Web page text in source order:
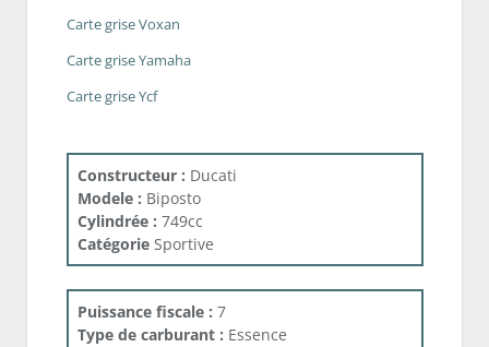
Carte grise Voxan
Carte grise Yamaha
Carte grise Ycf
Constructeur : Ducati
Modele : Biposto
Cylindrée : 749cc
Catégorie Sportive
Puissance fiscale : 7
Type de carburant : Essence